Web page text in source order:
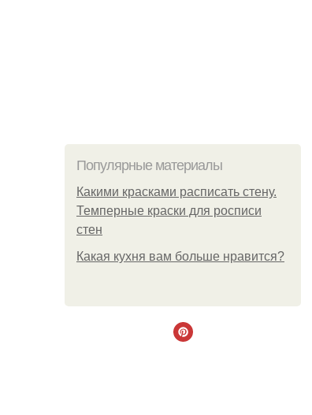
Популярные материалы
Какими красками расписать стену.
Темперные краски для росписи
стен
Какая кухня вам больше нравится?